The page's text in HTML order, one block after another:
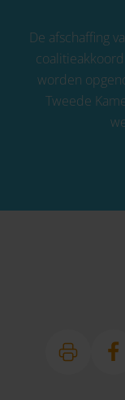
De afschaffing
worden
Tweede